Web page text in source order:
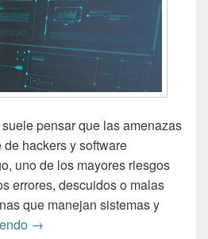
pensar que las amenazas
hackers y software
uno de los mayores riesgos
errores, descuidos o malas
que manejan sistemas y
Qué es el factor humano en
→